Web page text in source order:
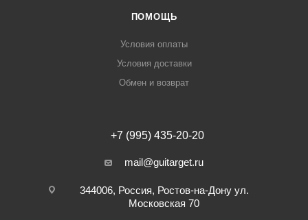
ПОМОЩЬ
Условия оплаты
Условия доставки
Обмен и возврат
+7 (995) 435-20-20
mail@guitarget.ru
344006, Россия, Ростов-на-Дону ул.
Московская 70